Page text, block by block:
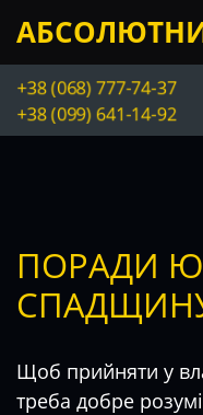
+38 (068) 777-74-37
+38 (099) 641-14-92
ПОРАДИ
Щоб прийняти у
треба добре